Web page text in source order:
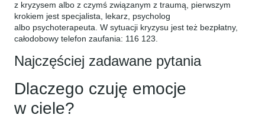
z kryzysem albo z czymś związanym z traumą, pierwszym
krokiem jest specjalista, lekarz, psycholog
albo psychoterapeuta. W sytuacji kryzysu jest też bezpłatny,
całodobowy telefon zaufania: 116 123.
Najczęściej zadawane pytania
Dlaczego czuję emocje
w ciele?